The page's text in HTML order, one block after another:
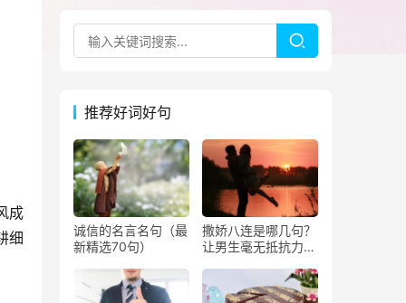
成
细
推荐好词好句
诚信的名言名句（最
新精选70句）
撒娇八连是哪几句？
让男生毫无抵抗力撒